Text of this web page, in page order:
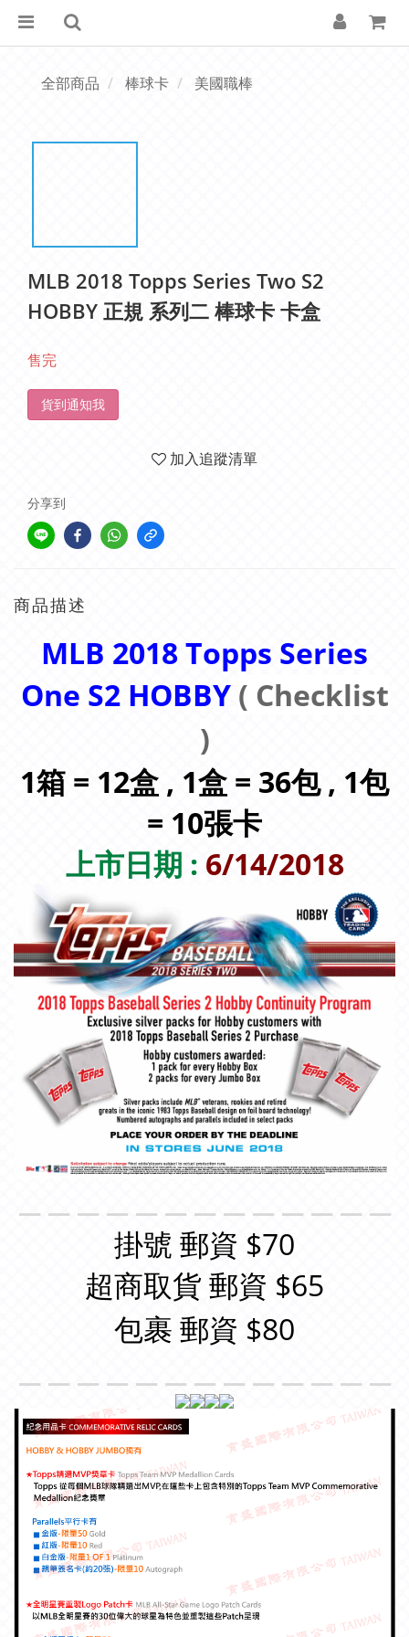
全部商品 棒球卡 美國職棒
MLB 2018 Topps Series Two S2
HOBBY 正規 系列二 棒球卡 卡盒
售完
貨到通知我
加入追蹤清單
分享到
商品描述
MLB 2018 Topps Series
One S2 HOBBY ( Checklist
)
1箱 = 12盒 , 1盒 = 36包 , 1包
= 10張卡
上市日期 : 6/14/2018
掛號 郵資 $70
超商取貨 郵資 $65
包裹 郵資 $80